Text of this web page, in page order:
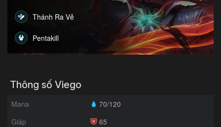
Thánh Ra Vẻ
Pentakill
Thông số Viego
Mana
70/120
Giáp
65